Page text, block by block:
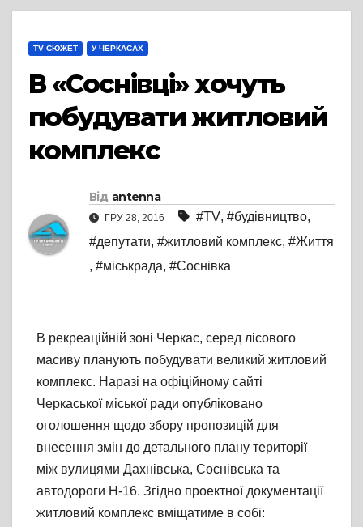
TV СЮЖЕТ У ЧЕРКАСАХ
В «Соснівці» хочуть
побудувати житловий
комплекс
Від antenna
ГРУ 28, 2016 #TV, #будівництво,
#депутати, #житловий комплекс, #Життя
, #міськрада, #Соснівка
В рекреаційній зоні Черкас, серед лісового
масиву планують побудувати великий житловий
комплекс. Наразі на офіційному сайті
Черкаської міської ради опубліковано
оголошення щодо збору пропозицій для
внесення змін до детального плану території
між вулицями Дахнівська, Соснівська та
автодороги Н-16. Згідно проектної документації
житловий комплекс вміщатиме в собі: